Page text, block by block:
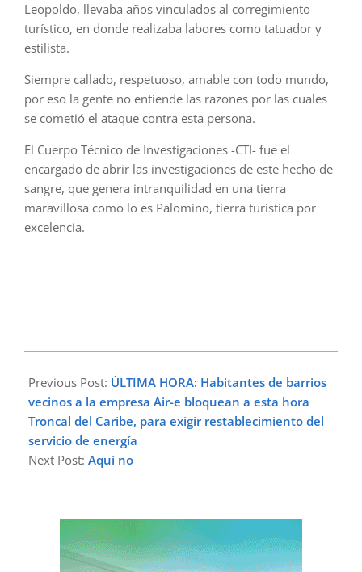
Leopoldo, llevaba años vinculados al corregimiento
turístico, en donde realizaba labores como tatuador y
estilista.
Siempre callado, respetuoso, amable con todo mundo,
por eso la gente no entiende las razones por las cuales
se cometió el ataque contra esta persona.
El Cuerpo Técnico de Investigaciones -CTI- fue el
encargado de abrir las investigaciones de este hecho de
sangre, que genera intranquilidad en una tierra
maravillosa como lo es Palomino, tierra turística por
excelencia.
06-
08
Previous Post: ÚLTIMA HORA: Habitantes de barrios
vecinos a la empresa Air-e bloquean a esta hora
Troncal del Caribe, para exigir restablecimiento del
servicio de energía
Next Post: Aquí no